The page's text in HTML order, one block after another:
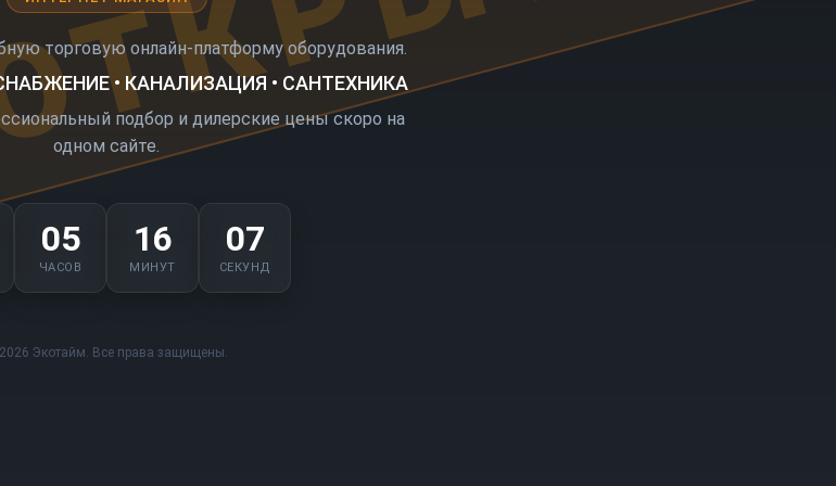
торговую онлайн-платформу оборудования.
• КАНАЛИЗАЦИЯ • САНТЕХНИКА
подбор и дилерские цены скоро на
одном сайте.
05
ЧАСОВ
16
МИНУТ
07
СЕКУНД
Экотайм. Все права защищены.